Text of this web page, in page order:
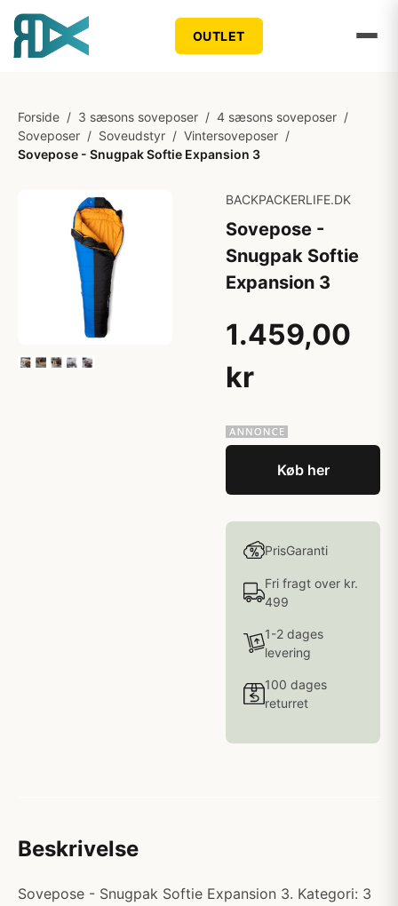
OUTLET
Forside / 3 sæsons soveposer / 4 sæsons soveposer /
Soveposer / Soveudstyr / Vintersoveposer /
Sovepose - Snugpak Softie Expansion 3
BACKPACKERLIFE.DK
Sovepose -
Snugpak Softie
Expansion 3
1.459,00
kr
Køb her
PrisGaranti
Fri fragt over kr.
499
1-2 dages
levering
100 dages
returret
Beskrivelse
Sovepose - Snugpak Softie Expansion 3. Kategori: 3